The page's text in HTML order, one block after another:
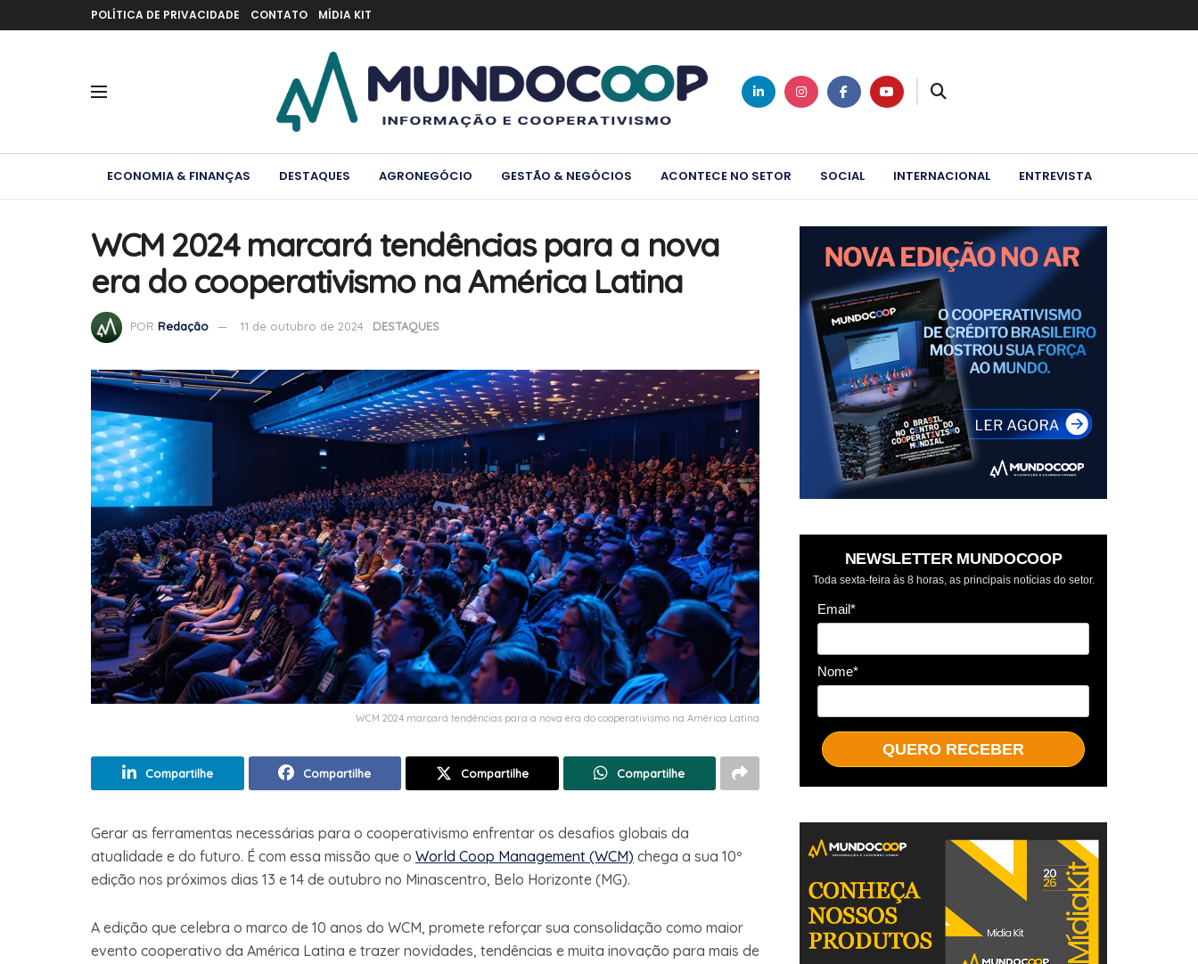
POLÍTICA DE PRIVACIDADE CONTATO MÍDIA KIT
ECONOMIA & FINANÇAS DESTAQUES AGRONEGÓCIO GESTÃO & NEGÓCIOS ACONTECE NO SETOR SOCIAL INTERNACIONAL ENTREVISTA
WCM 2024 marcará tendências para a nova
era do cooperativismo na América Latina
POR Redação 11 de outubro de 2024 DESTAQUES
WCM 2024 marcará tendências para a nova era do cooperativismo na América Latina
Compartilhe Compartilhe Compartilhe Compartilhe
Gerar as ferramentas necessárias para o cooperativismo enfrentar os desafios globais da
atualidade e do futuro. É com essa missão que o World Coop Management (WCM) chega a sua 10º
edição nos próximos dias 13 e 14 de outubro no Minascentro, Belo Horizonte (MG).
A edição que celebra o marco de 10 anos do WCM, promete reforçar sua consolidação como maior
evento cooperativo da América Latina e trazer novidades, tendências e muita inovação para mais de
NEWSLETTER MUNDOCOOP
Toda sexta-feira às 8 horas, as principais notícias do setor.
Email*
Nome*
QUERO RECEBER